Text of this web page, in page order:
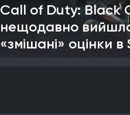
Call of Duty: Black
нещодавно
«змішані» оцінки